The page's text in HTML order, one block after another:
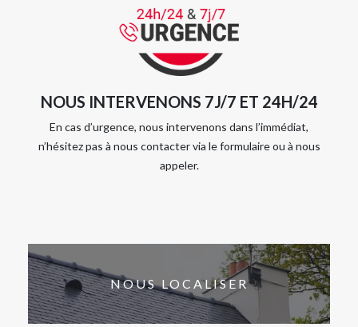
NOUS INTERVENONS 7J/7 ET 24H/24
En cas d’urgence, nous intervenons dans l’immédiat,
n’hésitez pas à nous contacter via le formulaire ou à nous
appeler.
NOUS LOCALISER